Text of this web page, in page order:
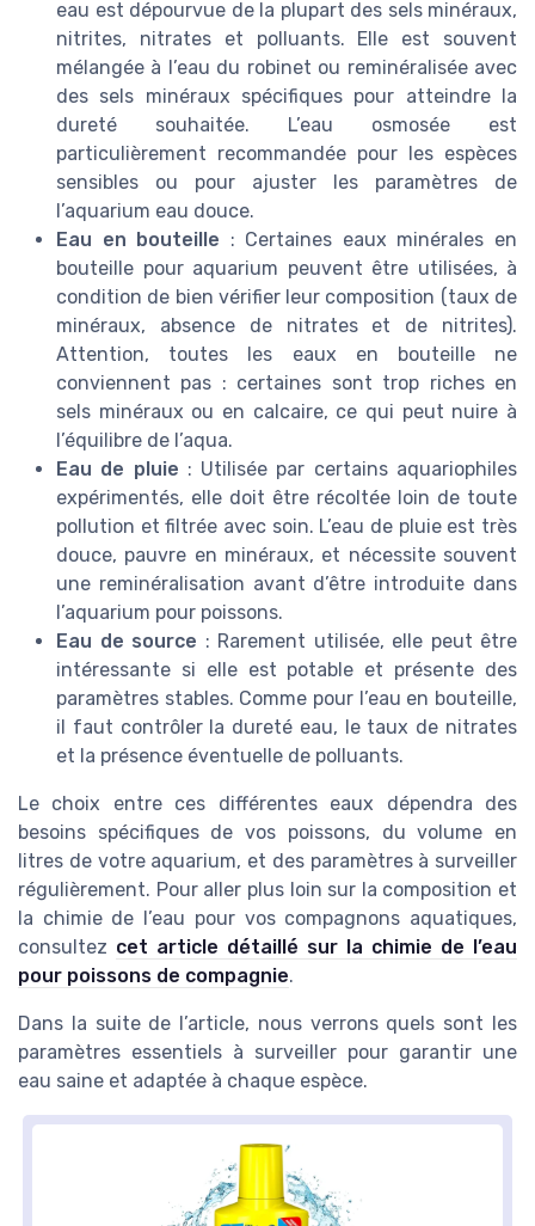
eau est dépourvue de la plupart des sels minéraux,
nitrites, nitrates et polluants. Elle est souvent
mélangée à l’eau du robinet ou reminéralisée avec
des sels minéraux spécifiques pour atteindre la
dureté souhaitée. L’eau osmosée est
particulièrement recommandée pour les espèces
sensibles ou pour ajuster les paramètres de
l’aquarium eau douce.
Eau en bouteille : Certaines eaux minérales en
bouteille pour aquarium peuvent être utilisées, à
condition de bien vérifier leur composition (taux de
minéraux, absence de nitrates et de nitrites).
Attention, toutes les eaux en bouteille ne
conviennent pas : certaines sont trop riches en
sels minéraux ou en calcaire, ce qui peut nuire à
l’équilibre de l’aqua.
Eau de pluie : Utilisée par certains aquariophiles
expérimentés, elle doit être récoltée loin de toute
pollution et filtrée avec soin. L’eau de pluie est très
douce, pauvre en minéraux, et nécessite souvent
une reminéralisation avant d’être introduite dans
l’aquarium pour poissons.
Eau de source : Rarement utilisée, elle peut être
intéressante si elle est potable et présente des
paramètres stables. Comme pour l’eau en bouteille,
il faut contrôler la dureté eau, le taux de nitrates
et la présence éventuelle de polluants.
Le choix entre ces différentes eaux dépendra des
besoins spécifiques de vos poissons, du volume en
litres de votre aquarium, et des paramètres à surveiller
régulièrement. Pour aller plus loin sur la composition et
la chimie de l’eau pour vos compagnons aquatiques,
consultez cet article détaillé sur la chimie de l’eau
pour poissons de compagnie.
Dans la suite de l’article, nous verrons quels sont les
paramètres essentiels à surveiller pour garantir une
eau saine et adaptée à chaque espèce.